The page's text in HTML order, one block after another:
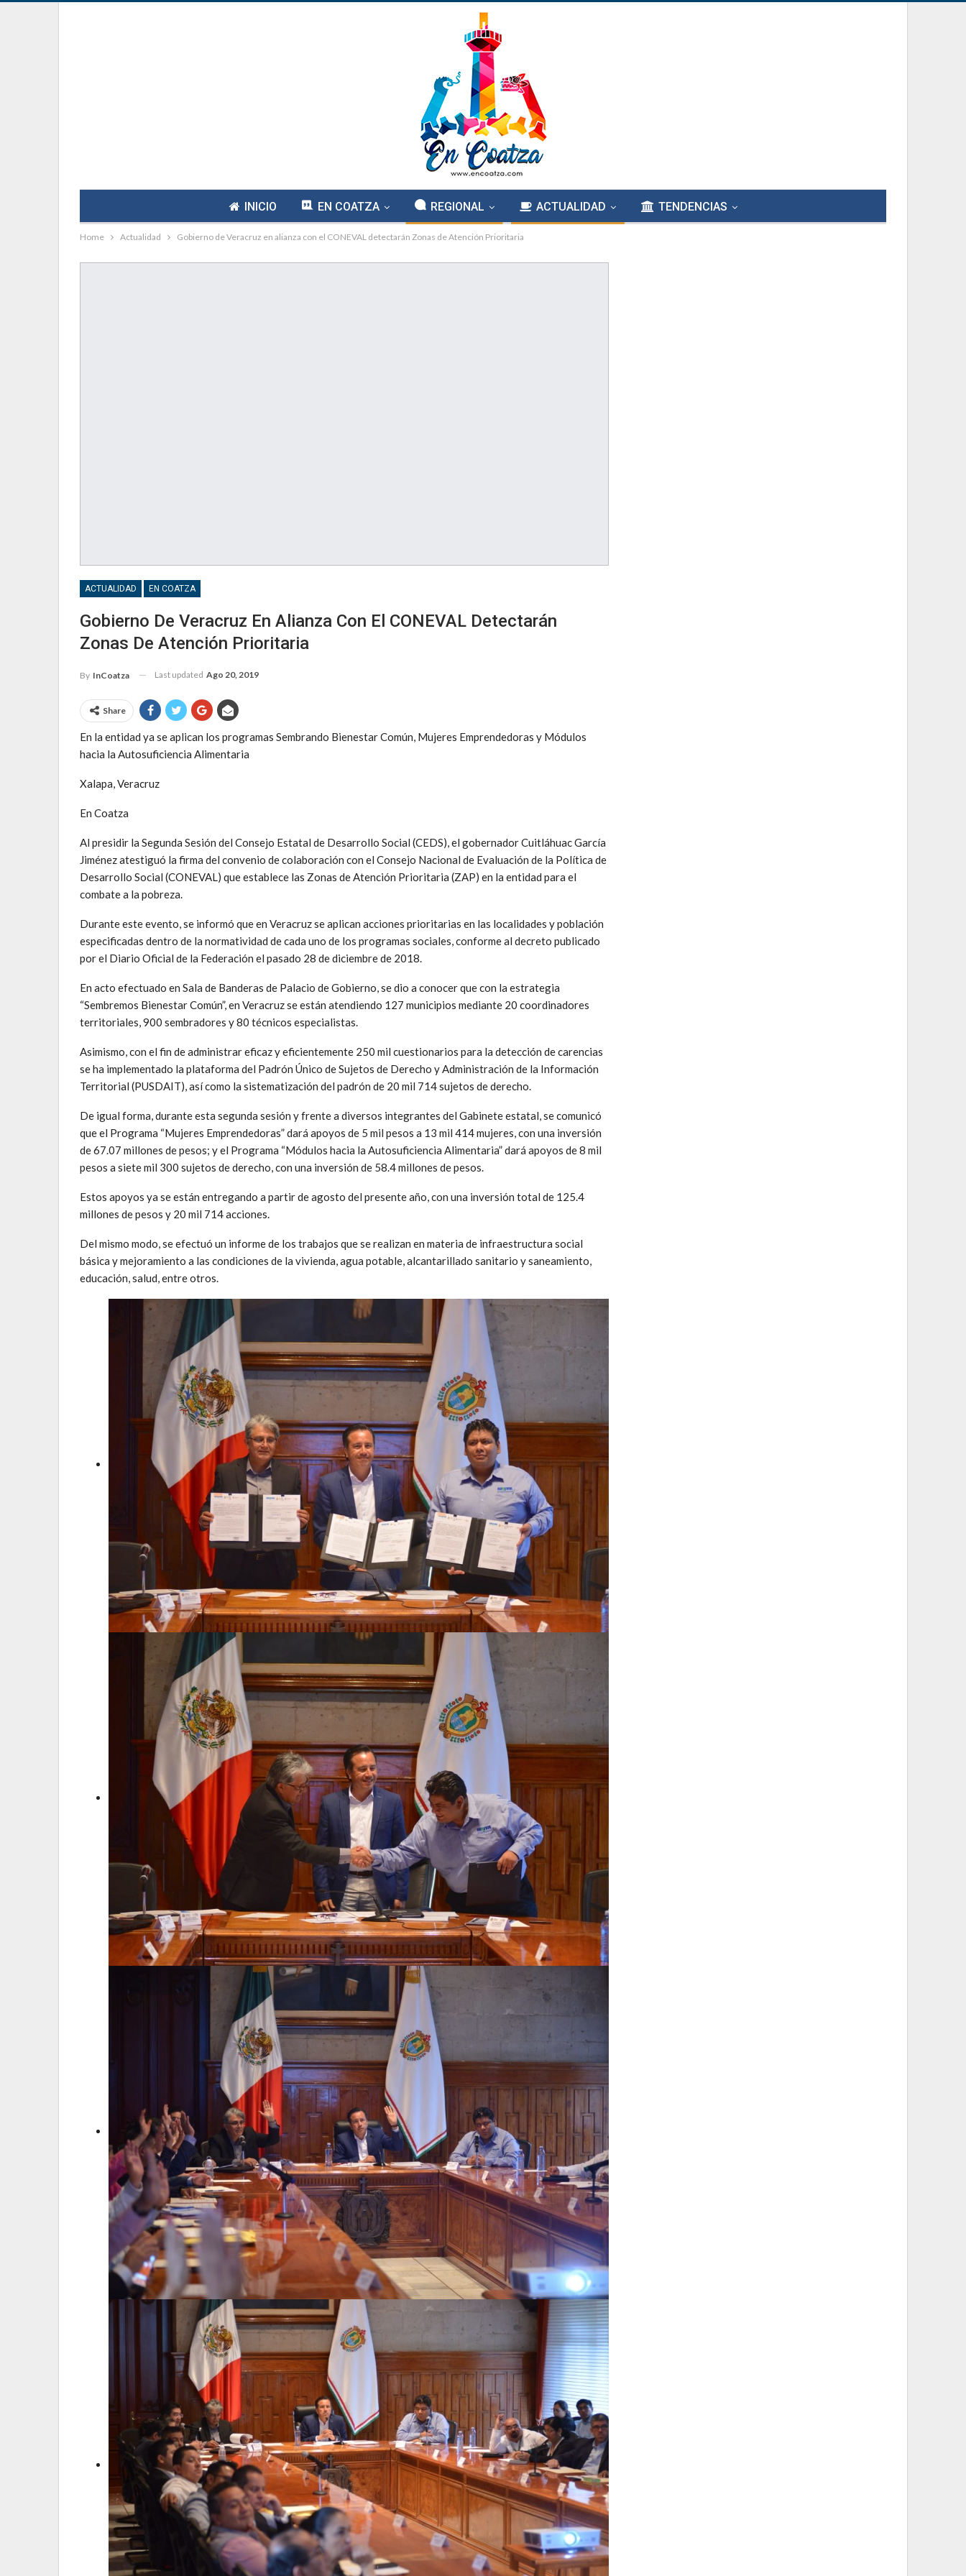
INICIO EN COATZA REGIONAL ACTUALIDAD TENDENCIAS
Home Actualidad Gobierno de Veracruz en alianza con el CONEVAL detectarán Zonas de Atención Prioritaria
ACTUALIDAD EN COATZA
Gobierno De Veracruz En Alianza Con El CONEVAL Detectarán
Zonas De Atención Prioritaria
By InCoatza Last updated Ago 20, 2019
Share
En la entidad ya se aplican los programas Sembrando Bienestar Común, Mujeres Emprendedoras y Módulos
hacia la Autosuficiencia Alimentaria
Xalapa, Veracruz
En Coatza
Al presidir la Segunda Sesión del Consejo Estatal de Desarrollo Social (CEDS), el gobernador Cuitláhuac García
Jiménez atestiguó la firma del convenio de colaboración con el Consejo Nacional de Evaluación de la Política de
Desarrollo Social (CONEVAL) que establece las Zonas de Atención Prioritaria (ZAP) en la entidad para el
combate a la pobreza.
Durante este evento, se informó que en Veracruz se aplican acciones prioritarias en las localidades y población
especificadas dentro de la normatividad de cada uno de los programas sociales, conforme al decreto publicado
por el Diario Oficial de la Federación el pasado 28 de diciembre de 2018.
En acto efectuado en Sala de Banderas de Palacio de Gobierno, se dio a conocer que con la estrategia
“Sembremos Bienestar Común”, en Veracruz se están atendiendo 127 municipios mediante 20 coordinadores
territoriales, 900 sembradores y 80 técnicos especialistas.
Asimismo, con el fin de administrar eficaz y eficientemente 250 mil cuestionarios para la detección de carencias
se ha implementado la plataforma del Padrón Único de Sujetos de Derecho y Administración de la Información
Territorial (PUSDAIT), así como la sistematización del padrón de 20 mil 714 sujetos de derecho.
De igual forma, durante esta segunda sesión y frente a diversos integrantes del Gabinete estatal, se comunicó
que el Programa “Mujeres Emprendedoras” dará apoyos de 5 mil pesos a 13 mil 414 mujeres, con una inversión
de 67.07 millones de pesos; y el Programa “Módulos hacia la Autosuficiencia Alimentaria” dará apoyos de 8 mil
pesos a siete mil 300 sujetos de derecho, con una inversión de 58.4 millones de pesos.
Estos apoyos ya se están entregando a partir de agosto del presente año, con una inversión total de 125.4
millones de pesos y 20 mil 714 acciones.
Del mismo modo, se efectuó un informe de los trabajos que se realizan en materia de infraestructura social
básica y mejoramiento a las condiciones de la vivienda, agua potable, alcantarillado sanitario y saneamiento,
educación, salud, entre otros.